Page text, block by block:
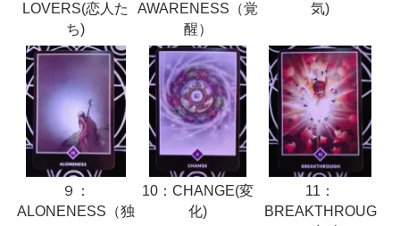
LOVERS(恋人た
ち)
AWARENESS（覚
醒）
気)
９：
ALONENESS（独
10：CHANGE(変
化)
11：
BREAKTHROUG